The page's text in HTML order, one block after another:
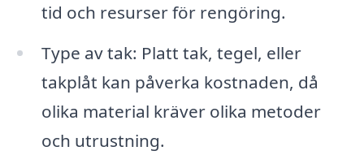
tid och resurser för rengöring.
Type av tak: Platt tak, tegel, eller
takplåt kan påverka kostnaden, då
olika material kräver olika metoder
och utrustning.